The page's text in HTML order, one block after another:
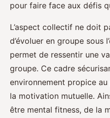
pour faire face aux défis
L’aspect collectif ne doit
d’évoluer en groupe sous
permet de ressentir une
groupe. Ce cadre
environnement propice au
la motivation mutuelle.
être mental fitness, de la